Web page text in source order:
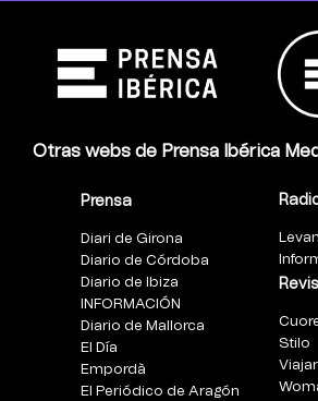
Otras webs de Prensa Ibérica
Prensa
Diari de Girona
Diario de Córdoba
Diario de Ibiza
INFORMACIÓN
Diario de Mallorca
El Día
Empordà
El Periódico de Aragón
Stilo
Viajar